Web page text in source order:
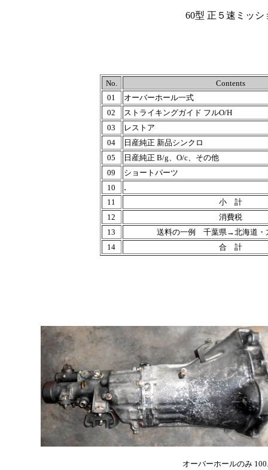
60型 正５速ミッ
No.
Contents
01
オーバーホール一式
02
ストライキングガイド フルO/H
03
レストア
04
日産純正 新品シンクロ
05
日産純正 B/g、O/c、その他
09
ショートパーツ
10
.
11
小 計
12
消費税
13
送料の一例 千葉県→北海道・
14
合 計
オーバーホールのみ